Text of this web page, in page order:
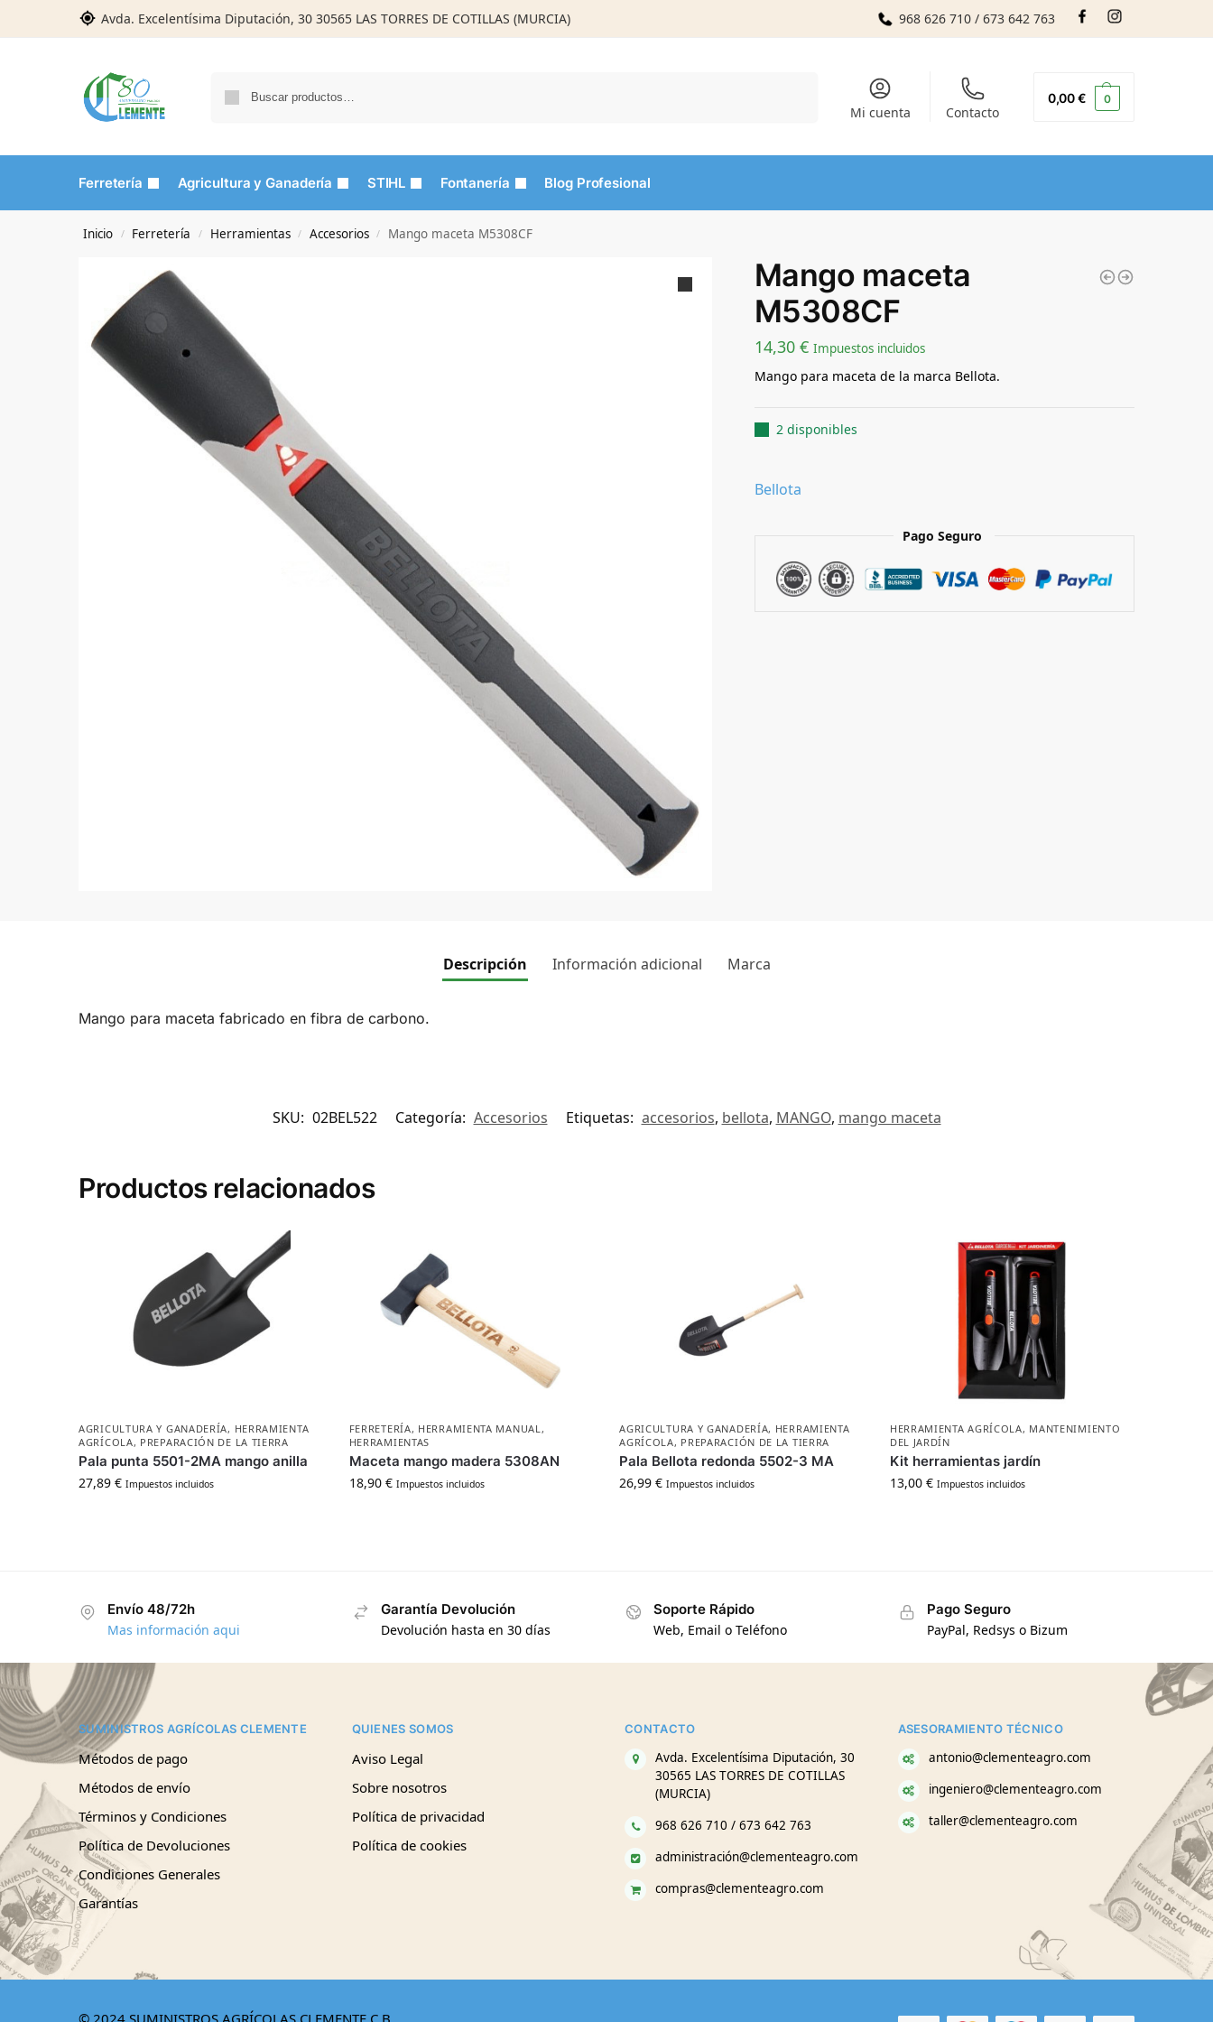
Avda. Excelentísima Diputación, 30 30565 LAS TORRES DE COTILLAS (MURCIA) 968 626 710 / 673 642 763
Mi cuenta Contacto
0,00€ 0
Ferretería Agricultura y Ganadería STIHL Fontanería Blog Profesional
Inicio / Ferretería / Herramientas / Accesorios / Mango maceta M5308CF
Mango maceta
M5308CF
14,30 € Impuestos incluidos
Mango para maceta de la marca Bellota.
2 disponibles
Bellota
Pago Seguro
Descripción Información adicional Marca
Mango para maceta fabricado en fibra de carbono.
SKU: 02BEL522 Categoría: Accesorios Etiquetas: accesorios, bellota, MANGO, mango maceta
Productos relacionados
AGRICULTURA Y GANADERÍA, HERRAMIENTA
AGRÍCOLA, PREPARACIÓN DE LA TIERRA
Pala punta 5501-2MA mango anilla
27,89€ Impuestos incluidos
FERRETERÍA, HERRAMIENTA MANUAL,
HERRAMIENTAS
Maceta mango madera 5308AN
18,90 € Impuestos incluidos
AGRICULTURA Y GANADERÍA, HERRAMIENTA
AGRÍCOLA, PREPARACIÓN DE LA TIERRA
Pala Bellota redonda 5502-3 MA
26,99€ Impuestos incluidos
HERRAMIENTA AGRÍCOLA, MANTENIMIENTO
DEL JARDÍN
Kit herramientas jardín
13,00 € Impuestos incluidos
Envío 48/72h
Mas información aqui
Garantía Devolución
Devolución hasta en 30 días
Soporte Rápido
Web, Email o Teléfono
Pago Seguro
PayPal, Redsys o Bizum
SUMINISTROS AGRÍCOLAS CLEMENTE
Métodos de pago
Métodos de envío
Términos y Condiciones
Política de Devoluciones
Condiciones Generales
Garantías
QUIENES SOMOS
Aviso Legal
Sobre nosotros
Política de privacidad
Política de cookies
CONTACTO
Avda. Excelentísima Diputación, 30
30565 LAS TORRES DE COTILLAS
(MURCIA)
968 626 710 / 673 642 763
administración@clementeagro.com
compras@clementeagro.com
ASESORAMIENTO TÉCNICO
antonio@clementeagro.com
ingeniero@clementeagro.com
taller@clementeagro.com